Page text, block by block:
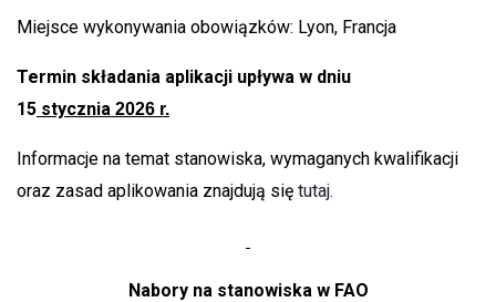
Miejsce wykonywania obowiązków: Lyon, Francja
Termin składania aplikacji upływa w dniu
15 stycznia 2026 r.
Informacje na temat stanowiska, wymaganych kwalifikacji
oraz zasad aplikowania znajdują się tutaj.
Nabory na stanowiska w FAO